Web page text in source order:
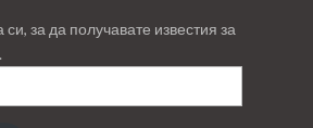
за да получавате известия за